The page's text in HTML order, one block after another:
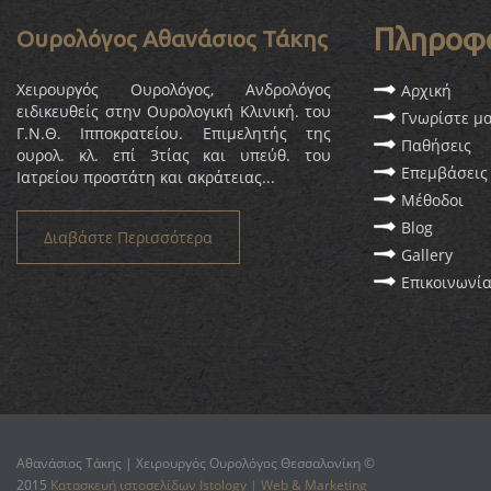
Ουρολόγος Αθανάσιος Τάκης
Χειρουργός Ουρολόγος, Ανδρολόγος
ειδικευθείς στην Ουρολογική Κλινική. του
Γ.Ν.Θ. Ιπποκρατείου. Επιμελητής της
ουρολ. κλ. επί 3τίας και υπεύθ. του
Ιατρείου προστάτη και ακράτειας...
Διαβάστε Περισσότερα
Αρχική
Γνωρίστε
Παθήσεις
Επεμβάσεις
Μέθοδοι
Blog
Gallery
Επικοινωνία
Αθανάσιος Τάκης | Χειρουργός Ουρολόγος Θεσσαλονίκη ©
2015 Κατασκευή ιστοσελίδων Istology | Web & Marketing